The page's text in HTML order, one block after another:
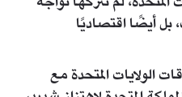
أيضًا اقتصاديًا
الولايات المتحدة مع